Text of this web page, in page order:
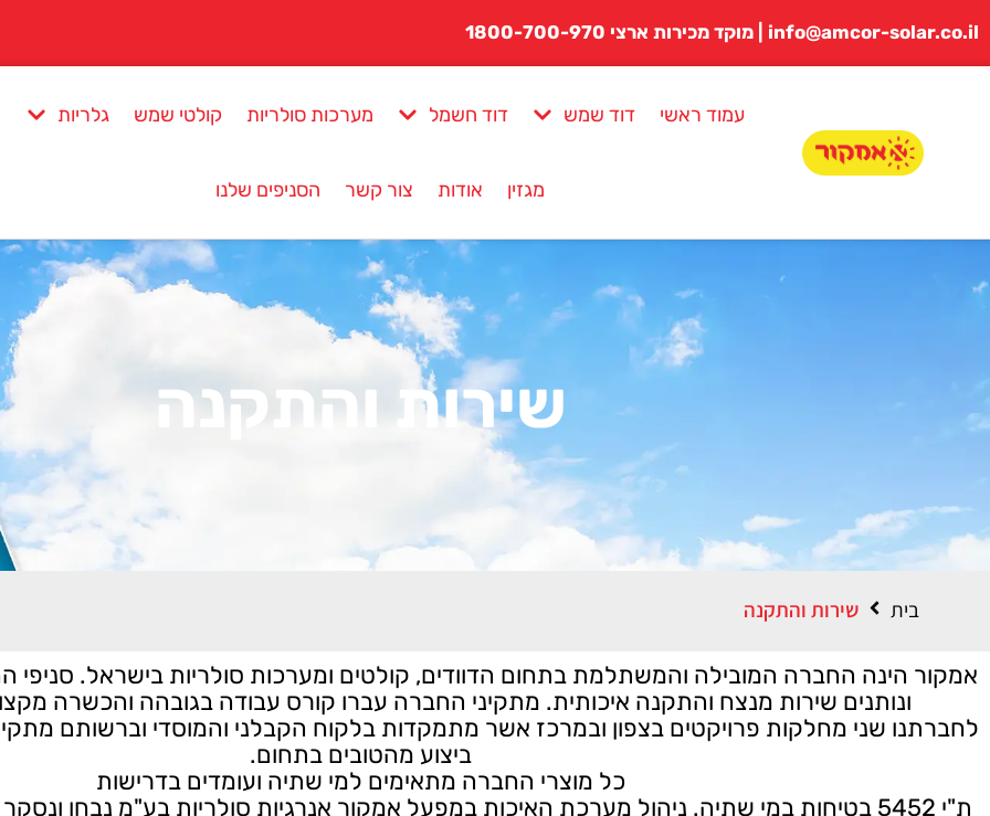
info@amcor-solar.co.il | מוקד מכירות ארצי 1800-700-970
עמוד ראשי דוד שמש דוד חשמל מערכות סולריות קולטי שמש גלריות
מגזין אודות צור קשר הסניפים שלנו
שירות והתקנה
בית שירות והתקנה
אמקור הינה החברה המובילה והמשתלמת בתחום הדוודים, קולטים ומערכות סולריות בישראל. סניפי
ונותנים שירות מנצח והתקנה איכותית. מתקיני החברה עברו קורס עבודה בגובהה והכשרה
לחברתנו שני מחלקות פרויקטים בצפון ובמרכז אשר מתמקדות בלקוח הקבלני והמוסדי וברשותם
ביצוע מהטובים בתחום.
כל מוצרי החברה מתאימים למי שתיה ועומדים בדרישות
ת"י 5452 בטיחות במי שתיה. ניהול מערכת האיכות במפעל אמקור אנרגיות סולריות בע"מ נבחן